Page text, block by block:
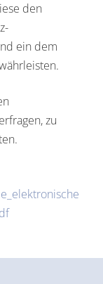
den
ein dem
zu